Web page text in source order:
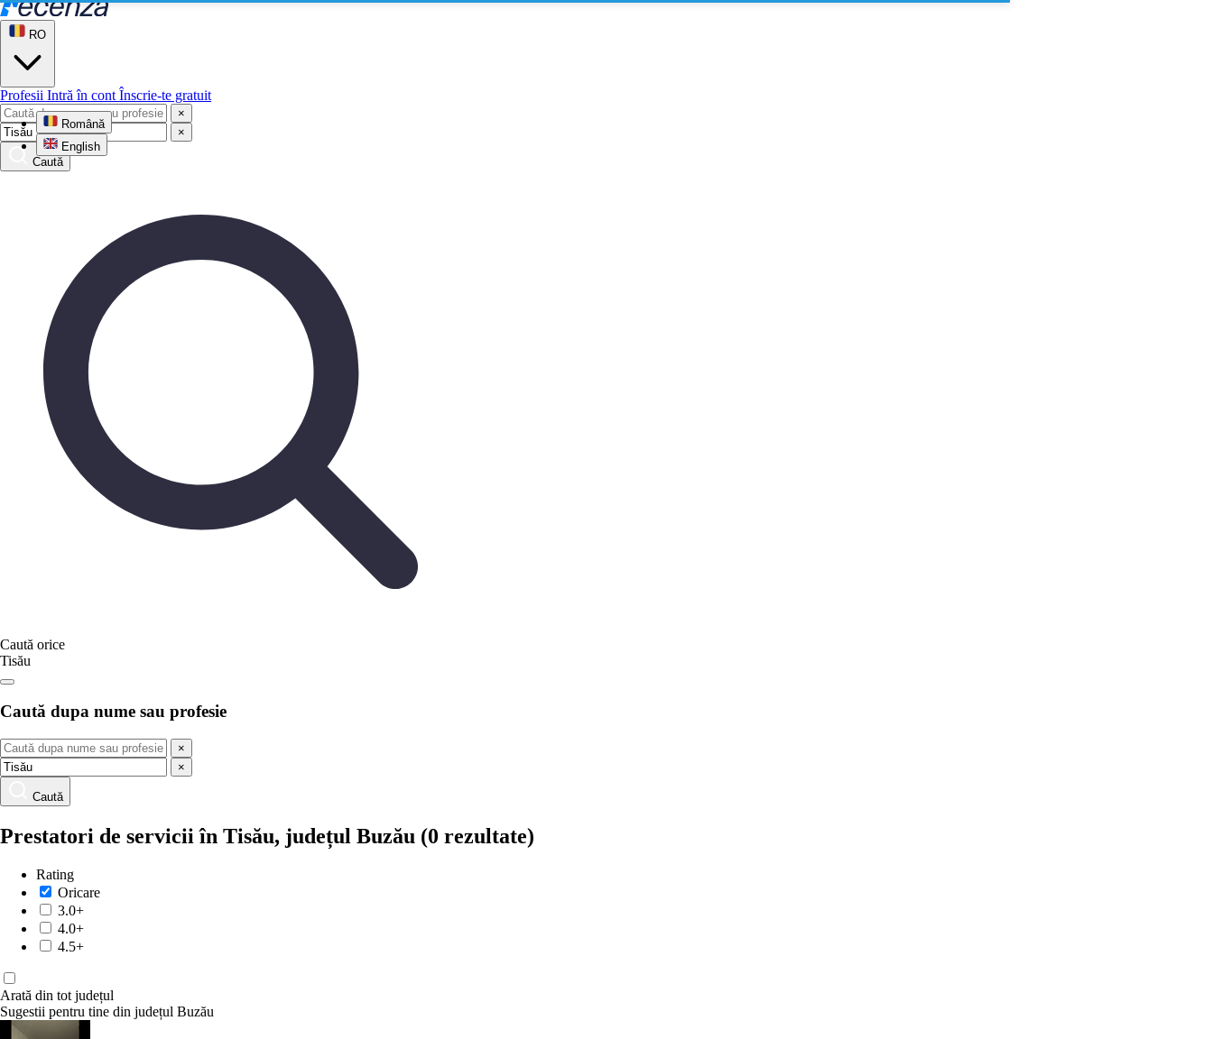
RO
Română
English
Profesii Intră în cont Înscrie-te gratuit
×
×
Caută
Caută orice
Tisău
Caută dupa nume sau profesie
×
×
Caută
Prestatori de servicii în Tisău, județul Buzău (0 rezultate)
Rating
Oricare
3.0+
4.0+
4.5+
Arată din tot județul
Sugestii pentru tine din județul Buzău